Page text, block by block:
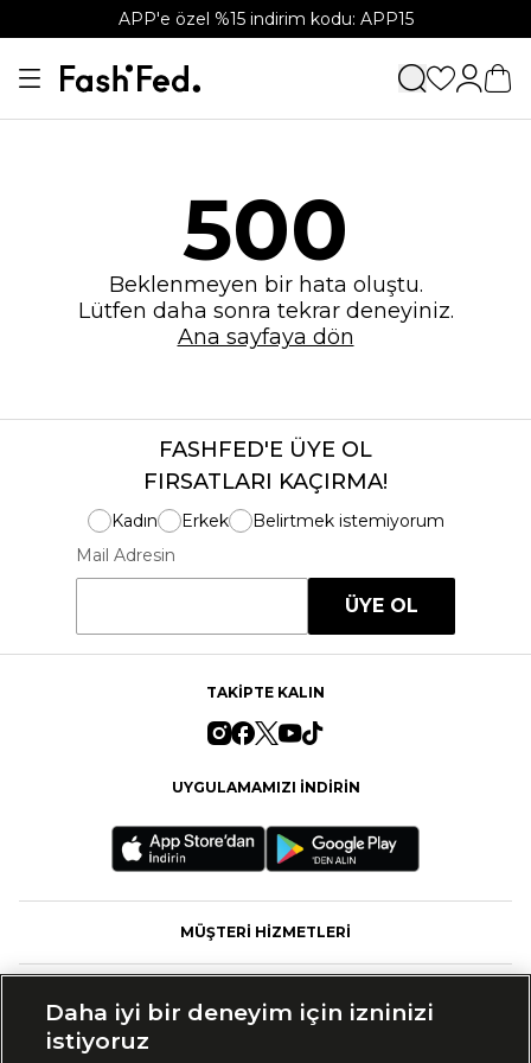
APP'e özel %15 indirim kodu: APP15
500
Beklenmeyen bir hata oluştu.
Lütfen daha sonra tekrar deneyiniz.
Ana sayfaya dön
FASHFED'E ÜYE OL
FIRSATLARI KAÇIRMA!
Kadın Erkek
Belirtmek istemiyorum
Mail Adresin
ÜYE OL
TAKİPTE KALIN
UYGULAMAMIZI İNDİRİN
MÜŞTERİ HİZMETLERİ
Daha iyi bir deneyim için izninizi
istiyoruz